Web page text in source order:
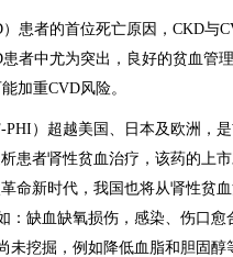
患者的首位死亡原因，CKD与
者中尤为突出，良好的贫血管
加重CVD风险。
）超越美国、日本及欧洲，
患者肾性贫血治疗，该药的上
命新时代，我国也将从肾性贫
：缺血缺氧损伤，感染、伤口
挖掘，例如降低血脂和胆固醇